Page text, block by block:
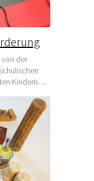
von der
Kindern. ...